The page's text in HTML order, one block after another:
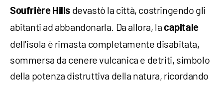
Soufrière Hills devastò la città, costringendo gli
abitanti ad abbandonarla. Da allora, lacapitale
dell'isola è rimasta completamente disabitata,
sommersa da cenere vulcanica e detriti, simbolo
della potenza distruttiva della natura, ricordando